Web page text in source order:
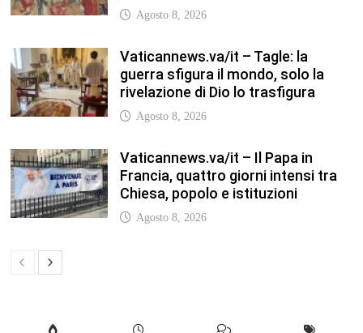
Agosto 8, 2026
Vaticannews.va/it – Tagle: la
guerra sfigura il mondo, solo la
rivelazione di Dio lo trasfigura
Agosto 8, 2026
Vaticannews.va/it – Il Papa in
Francia, quattro giorni intensi tra
Chiesa, popolo e istituzioni
Agosto 8, 2026